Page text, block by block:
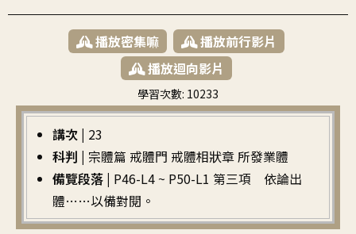
播放密集嘛
播放前行影片
播放迴向影片
學習次數: 10233
繁中
講次 | 23
科判 | 宗體篇 戒體門 戒體相狀章 所發業體
備覽段落 | P46-L4 ~ P50-L1 第三項 依論出
體……以備對閱。